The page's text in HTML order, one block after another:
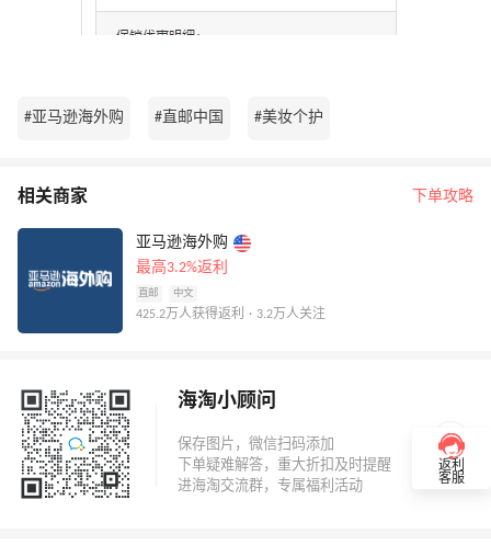
#亚马逊海外购 #直邮中国 #美妆个护
相关商家 下单攻略
亚马逊海外购
最高3.2%返利
直邮 中文
425.2万人获得返利 · 3.2万人关注
海淘小顾问
返利
客服